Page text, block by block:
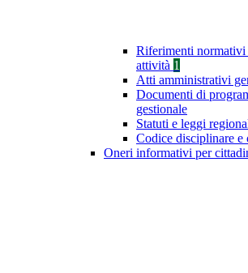
Riferimenti normativi
attività 1
Atti amministrativi
Documenti di
gestionale
Statuti e leggi
Codice disciplinare e
Oneri informativi per